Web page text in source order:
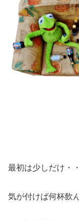
最初は少しだけ・
気が付けば何杯飲